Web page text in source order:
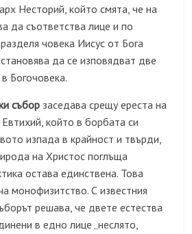
Несторий, който смята, че на
да съответства лице и по
човека Иисус от Бога
да се изповядват две
Богочовека.
събор заседава срещу ереста на
който в борбата си
изпада в крайност и твърди,
на Христос поглъща
остава единствена. Това
монофизитство. С известния
решава, че двете естества
в едно лице „неслято,